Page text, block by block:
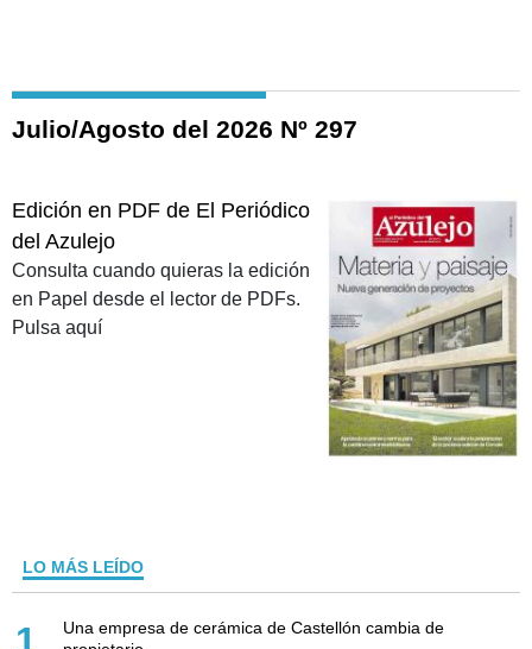
Julio/Agosto del 2026 Nº 297
Edición en PDF de El Periódico
del Azulejo
Consulta cuando quieras la edición
en Papel desde el lector de PDFs.
Pulsa aquí
LO MÁS LEÍDO
Una empresa de cerámica de Castellón cambia de